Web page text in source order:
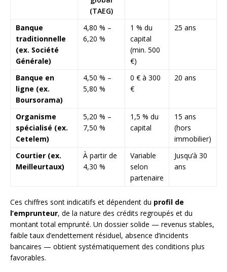
(TAEG)
Banque
traditionnelle
(ex. Société
Générale)
4,80 % –
6,20 %
1 % du
capital
(min. 500
€)
25 ans
Banque en
ligne (ex.
Boursorama)
4,50 % –
5,80 %
0 € à 300
€
20 ans
Organisme
spécialisé (ex.
Cetelem)
5,20 % –
7,50 %
1,5 % du
capital
15 ans
(hors
immobilier)
Courtier (ex.
Meilleurtaux)
À partir de
4,30 %
Variable
selon
partenaire
Jusqu’à 30
ans
Ces chiffres sont indicatifs et dépendent du profil de
l’emprunteur, de la nature des crédits regroupés et du
montant total emprunté. Un dossier solide — revenus stables,
faible taux d’endettement résiduel, absence d’incidents
bancaires — obtient systématiquement des conditions plus
favorables.